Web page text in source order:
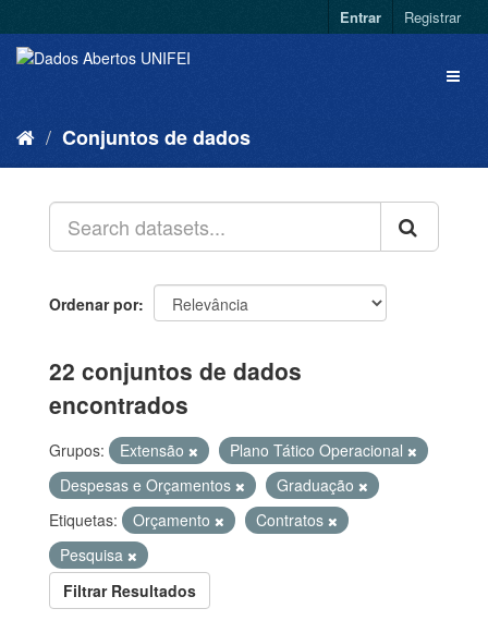
Entrar Registrar
Conjuntos de dados
Ordenar por
22 conjuntos de dados
encontrados
Grupos: Extensão
Plano Tático Operacional
Despesas e Orçamentos
Graduação
Etiquetas:
Orçamento
Contratos
Pesquisa
Filtrar Resultados